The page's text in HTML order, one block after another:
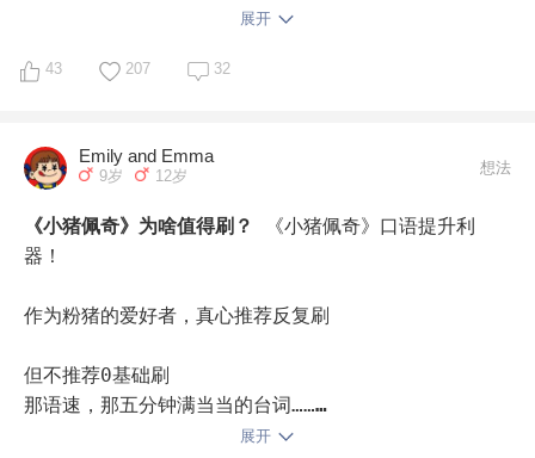
super wings（4岁半）
Peppa pig 还没刷完呢，由于一集很短，被娃当谈判条
件，看完一集20分钟左右的有时会要求看一集短的
Peppa。
展开
43 207 32
Emily and Emma
9岁 12岁 想法
《小猪佩奇》为啥值得刷？
《小猪佩奇》口语提升利
器！
作为粉猪的爱好者，真心推荐反复刷
但不推荐0基础刷
那语速，那五分钟满当当的台词……
当初给我娃3岁启蒙的时候，给看英文动画都是拒绝的
展开